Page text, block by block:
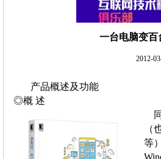
一台电脑变百
2012-
产品概述及功能
◎概 述
同
（
等